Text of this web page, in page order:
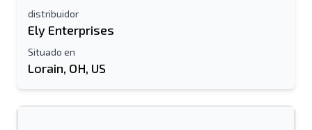
distribuidor
Ely Enterprises
Situado en
Lorain, OH, US
Enviar a un amigo